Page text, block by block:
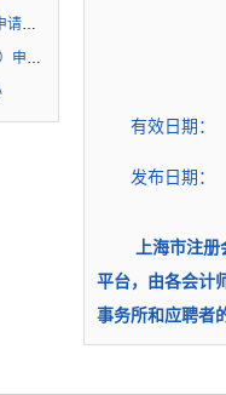
关于世箴(上海)会计师事务所（普通合伙）申请执业许可的公示
关于上海榕元泽安会计师事务所（普通合伙）申请执业许可的公示
有效日期：
发布日期：
上海市注册会
平台，由各会计
事务所和应聘者